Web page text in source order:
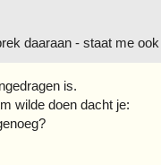
daaraan - staat me
is.
wilde doen dacht je: